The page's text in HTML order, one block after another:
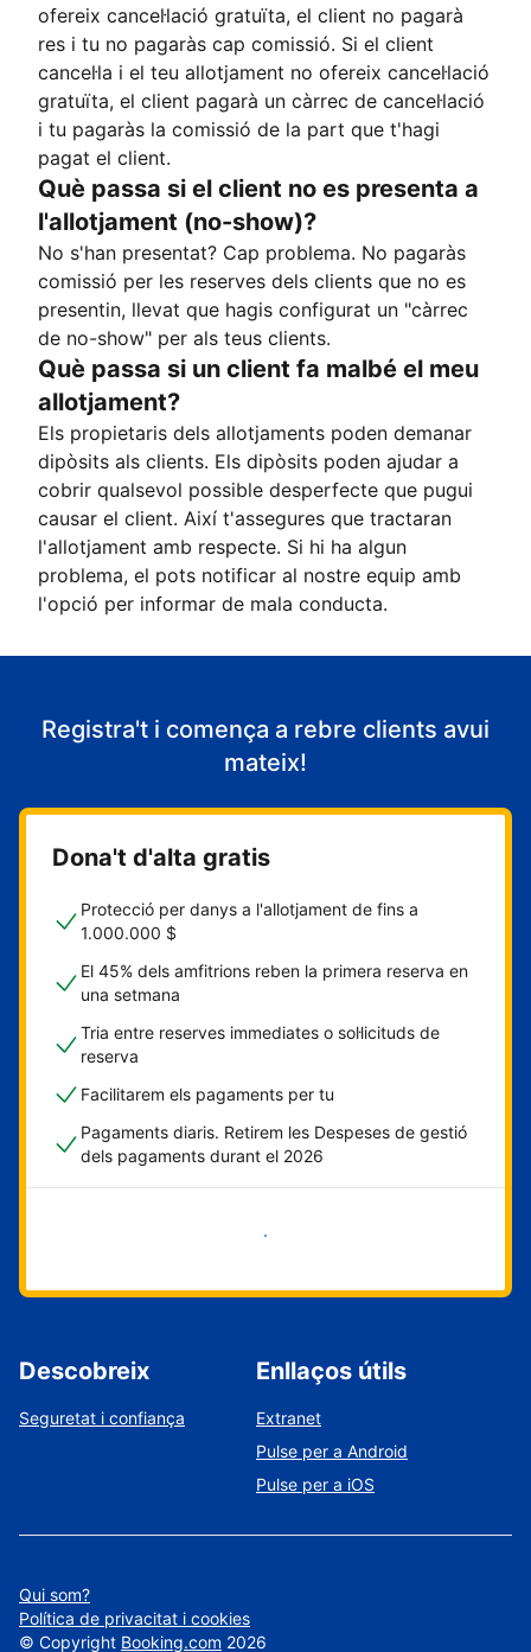
ofereix cancel·lació gratuïta, el client no pagarà
res i tu no pagaràs cap comissió. Si el client
cancel·la i el teu allotjament no ofereix cancel·lació
gratuïta, el client pagarà un càrrec de cancel·lació
i tu pagaràs la comissió de la part que t'hagi
pagat el client.
Què passa si el client no es presenta a
l'allotjament (no-show)?
No s'han presentat? Cap problema. No pagaràs
comissió per les reserves dels clients que no es
presentin, llevat que hagis configurat un "càrrec
de no-show" per als teus clients.
Què passa si un client fa malbé el meu
allotjament?
Els propietaris dels allotjaments poden demanar
dipòsits als clients. Els dipòsits poden ajudar a
cobrir qualsevol possible desperfecte que pugui
causar el client. Així t'assegures que tractaran
l'allotjament amb respecte. Si hi ha algun
problema, el pots notificar al nostre equip amb
l'opció per informar de mala conducta.
Registra't i comença a rebre clients avui
mateix!
Dona't d'alta gratis
Protecció per danys a l'allotjament de fins a
1.000.000 $
El 45% dels amfitrions reben la primera reserva en
una setmana
Tria entre reserves immediates o sol·licituds de
reserva
Facilitarem els pagaments per tu
Pagaments diaris. Retirem les Despeses de gestió
dels pagaments durant el 2026
Comença ara
Descobreix
Seguretat i confiança
Enllaços útils
Extranet
Pulse per a Android
Pulse per a iOS
Qui som?
Política de privacitat i cookies
© Copyright Booking.com 2026